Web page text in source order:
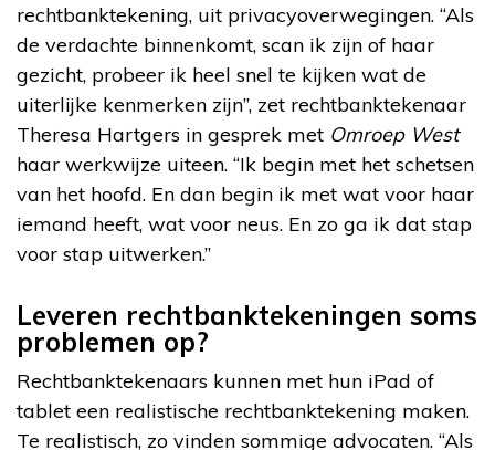
rechtbanktekening, uit privacyoverwegingen. “Als
de verdachte binnenkomt, scan ik zijn of haar
gezicht, probeer ik heel snel te kijken wat de
uiterlijke kenmerken zijn”, zet rechtbanktekenaar
Theresa Hartgers in gesprek met Omroep West
haar werkwijze uiteen. “Ik begin met het schetsen
van het hoofd. En dan begin ik met wat voor haar
iemand heeft, wat voor neus. En zo ga ik dat stap
voor stap uitwerken.”
Leveren rechtbanktekeningen soms
problemen op?
Rechtbanktekenaars kunnen met hun iPad of
tablet een realistische rechtbanktekening maken.
Te realistisch, zo vinden sommige advocaten. “Als